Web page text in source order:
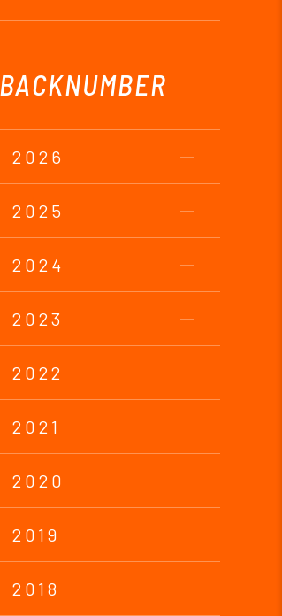
BACKNUMBER
2026
2025
2024
2023
2022
2021
2020
2019
2018